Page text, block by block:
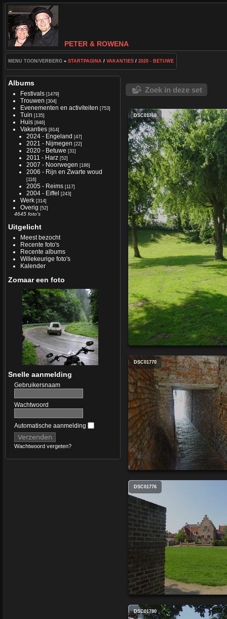
PETER & ROWENA
MENU TOON/VERBERG » STARTPAGINA / VAKANTIES/ 2020 - BETUWE
Albums
Festivals [1479]
Trouwen [304]
Evenementen en activiteiten [753]
Tuin [135]
Huis [846]
Vakanties [814]
2024 - Engeland [47]
2021 - Nijmegen [22]
2020 - Betuwe [31]
2011 - Harz [52]
2007 - Noorwegen [186]
2006 - Rijn en Zwarte woud
[116]
2005 - Reims [117]
2004 - Eiffel [243]
Werk [314]
Overig [52]
4645 foto's
Uitgelicht
Meest bezocht
Recente foto's
Recente albums
Willekeurige foto's
Kalender
Zomaar een foto
Snelle aanmelding
Gebruikersnaam
Wachtwoord
Automatische aanmelding
Wachtwoord vergeten?
Zoek in deze set
DSC01768
DSC01770
DSC01776
DSC01780